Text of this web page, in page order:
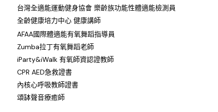
台灣全適能運動健身協會 樂齡族功能性體適能檢測員
全齡健康培力中心 健康講師
AFAA國際體適能有氧舞蹈指導員
Zumba拉丁有氧舞蹈老師
iParty&iWalk 有氧師資認證教師
CPR AED急救證書
內核心呼吸教師證書
頌缽聲音療癒師